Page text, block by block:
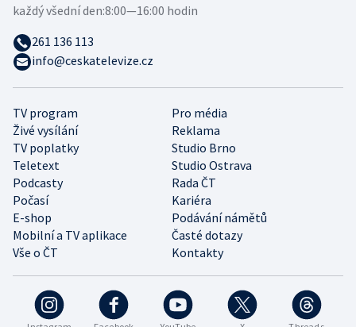
TV program
Pro média
Živé vysílání
Reklama
TV poplatky
Studio Brno
Teletext
Studio Ostrava
Podcasty
Rada ČT
Počasí
Kariéra
E-shop
Podávání námětů
Mobilní a TV aplikace
Časté dotazy
Vše o ČT
Kontakty
každý všední den:8:00—16:00 hodin
261 136 113
info@ceskatelevize.cz